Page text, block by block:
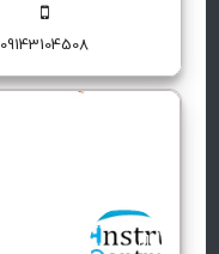
دستگاه وسیستم09143104508